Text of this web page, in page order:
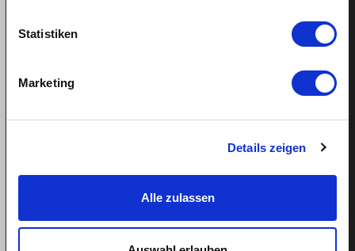
Statistiken
Marketing
Details zeigen
Alle zulassen
Mon-Fri: 9am-1pm